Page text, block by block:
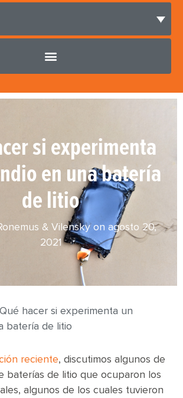
si experimenta
en una batería
de litio
& Vilensky on agosto 20,
2021
Qué hacer si experimenta un
batería de litio
reciente, discutimos algunos de
baterías de litio que ocuparon los
algunos de los cuales tuvieron